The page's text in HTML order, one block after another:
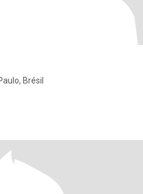
Brésil